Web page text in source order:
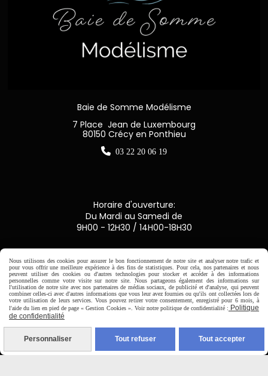
Baie de Somme Modélisme
7 Place Jean de Luxembourg
80150 Crécy en Ponthieu
 03 22 20 06 19
Horaire d'ouverture:
Du Mardi au Samedi de
9H00 - 12H30 / 14H00-18H30
Paiement sécurisé
CB Crédit Agricole
Virement bancaire
Nous utilisons des cookies pour assurer le bon fonctionnement de notre site et analyser notre trafic et
pour vous offrir une meilleure expérience à des fins de statistiques. Pour cela, nos partenaires et nous
peuvent utiliser des cookies ou d'autres technologies pour stocker et accéder à des informations
personnelles comme votre visite sur notre site. Nous partageons également des informations sur
l'utilisation de notre site avec nos partenaires de médias sociaux, de publicité et d'analyse, qui peuvent
combiner celles-ci avec d'autres informations que vous leur avez fournies ou qu'ils ont collectées lors de
votre utilisation de leurs services. Vous pouvez retirer votre consentement, enregistré pour 6 mois, à
l'aide du lien en pied de page « Gestion Cookies ». Voir notre politique de confidentialité : Politique
de confidentialité
Personnaliser Tout refuser Tout accepter